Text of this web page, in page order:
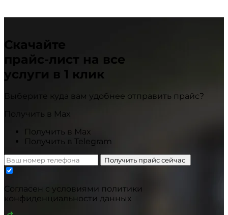
Скачайте
прайс-лист на все
услуги в 1 клик
Выберите куда вам удобнее отправить прайс?
Получить в Max
Получить в Max
Получить в Telegram
Получить прайс сейчас
Cогласен с условиями политики
конфиденциальности данных